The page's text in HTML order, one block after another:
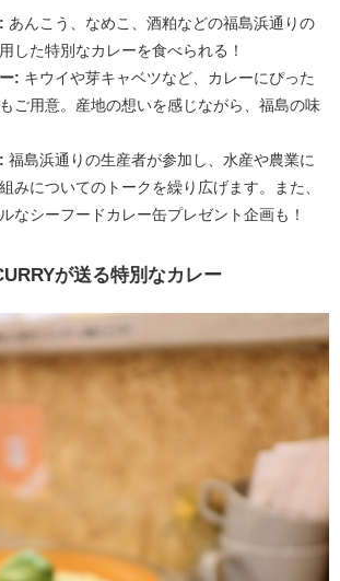
あんこう、なめこ、酒粕などの福島浜通りの
した特別なカレーを食べられる！
: キウイや芽キャベツなど、カレーにぴった
ご用意。産地の想いを感じながら、福島の味
福島浜通りの生産者が参加し、水産や農業に
みについてのトークを繰り広げます。また、
なシーフードカレー缶プレゼント企画も！
が送る特別なカレー